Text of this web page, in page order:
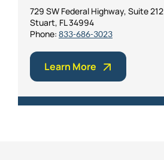
729 SW Federal Highway, Suite 212
Stuart, FL 34994
Phone: 833-686-3023
Learn More